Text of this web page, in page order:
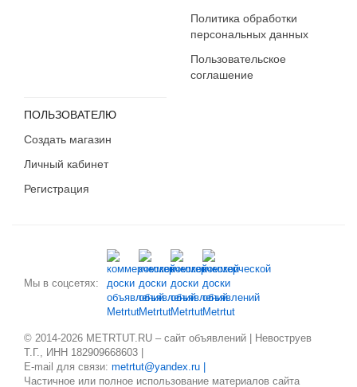
Политика обработки
персональных данных
Пользовательское
соглашение
ПОЛЬЗОВАТЕЛЮ
Создать магазин
Личный кабинет
Регистрация
Мы в соцсетях:
© 2014-2026 METRTUT.RU – сайт объявлений | Невоструев
Т.Г., ИНН 182909668603 |
E-mail для связи: metrtut@yandex.ru |
Частичное или полное использование материалов сайта